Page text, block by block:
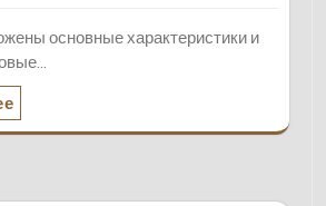
основные характеристики и